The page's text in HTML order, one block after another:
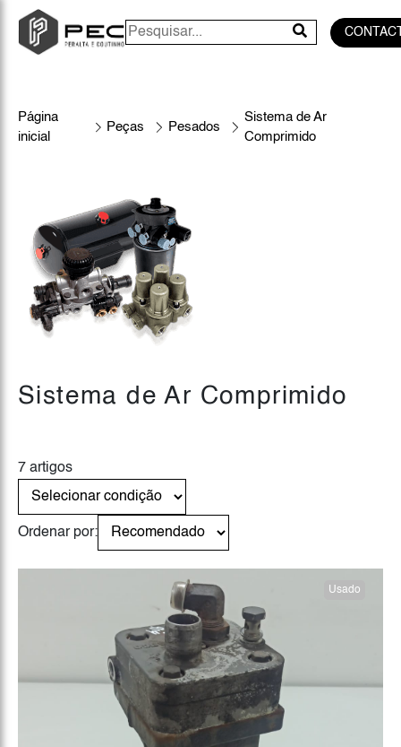
Página
inicial
Peças Pesados
Sistema de Ar
Comprimido
Sistema de Ar Comprimido
7 artigos
Ordenar por:
Usado